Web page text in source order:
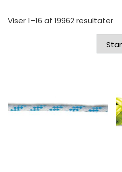
Viser 1–16 af 19962 resultater